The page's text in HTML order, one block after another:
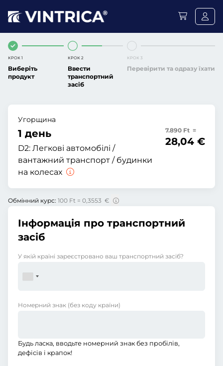
КРОК 1
Виберіть
продукт
КРОК 2
Ввести
транспортний
засіб
КРОК 3
Перевірити та одразу їхати
Угорщина
1 день
D2: Легкові автомобілі /
вантажний транспорт / будинки
на колесах
7.890 Ft =
28,04 €
Обмінний курс: 100 Ft = 0,3553 €
Інформація про транспортний
засіб
У якій країні зареєстровано ваш транспортний засіб?
Номерний знак (без коду країни)
Будь ласка, вводьте номерний знак без пробілів,
дефісів і крапок!